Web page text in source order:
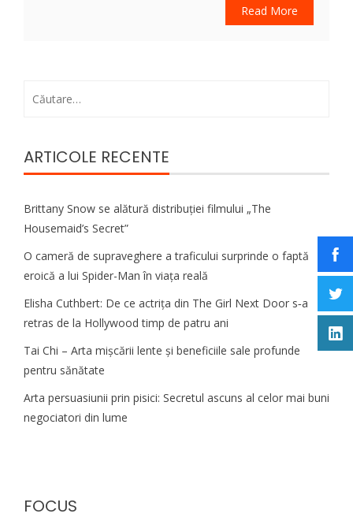
Read More
ARTICOLE RECENTE
Brittany Snow se alătură distribuției filmului „The
Housemaid’s Secret”
O cameră de supraveghere a traficului surprinde o faptă
eroică a lui Spider-Man în viața reală
Elisha Cuthbert: De ce actrița din The Girl Next Door s‑a
retras de la Hollywood timp de patru ani
Tai Chi – Arta mișcării lente și beneficiile sale profunde
pentru sănătate
Arta persuasiunii prin pisici: Secretul ascuns al celor mai buni
negociatori din lume
FOCUS